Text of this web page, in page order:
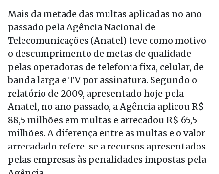
Mais da metade das multas aplicadas no ano
passado pela Agência Nacional de
Telecomunicações (Anatel) teve como motivo
o descumprimento de metas de qualidade
pelas operadoras de telefonia fixa, celular, de
banda larga e TV por assinatura. Segundo o
relatório de 2009, apresentado hoje pela
Anatel, no ano passado, a Agência aplicou R$
88,5 milhões em multas e arrecadou R$ 65,5
milhões. A diferença entre as multas e o valor
arrecadado refere-se a recursos apresentados
pelas empresas às penalidades impostas pela